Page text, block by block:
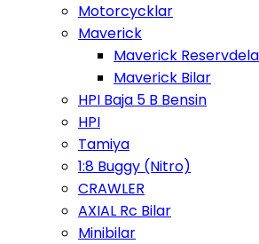
Motorcycklar
Maverick
Maverick
Maverick Bilar
HPI Baja 5 B Bensin
HPI
Tamiya
1:8 Buggy (Nitro)
CRAWLER
AXIAL Rc Bilar
Minibilar